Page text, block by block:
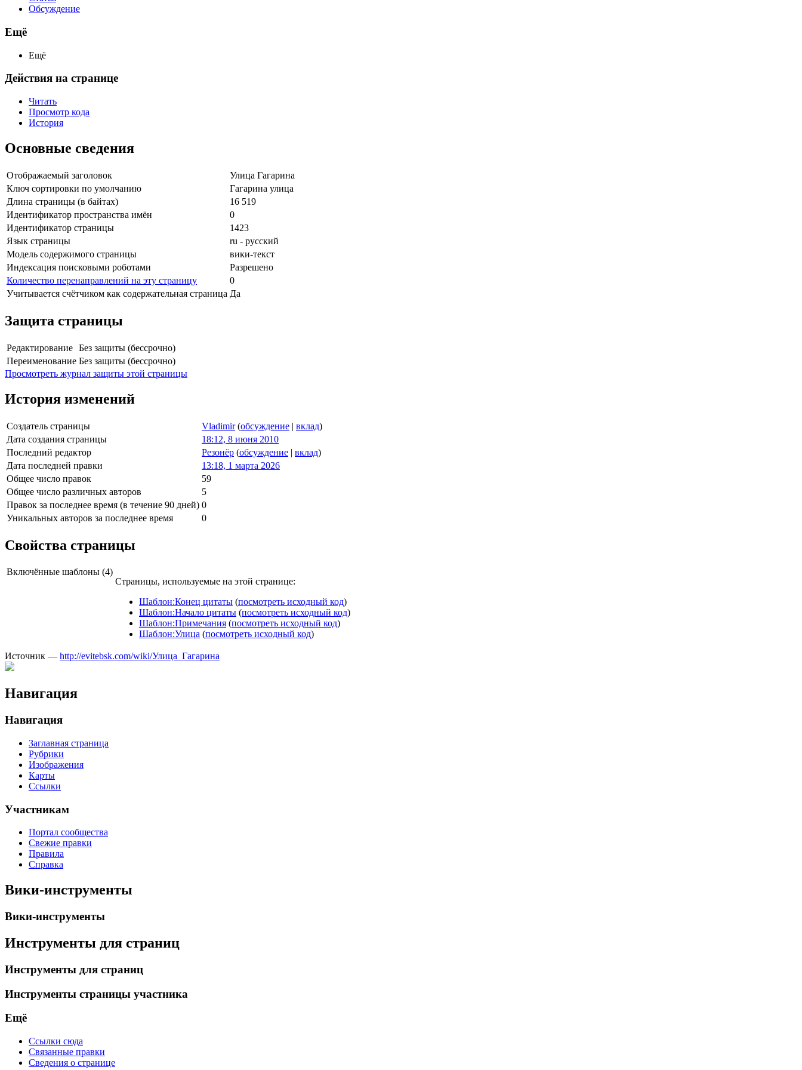
Обсуждение
Ещё
Ещё
Действия на странице
Читать
Просмотр кода
История
Основные сведения
Отображаемый заголовок
Улица Гагарина
Ключ сортировки по умолчанию
Гагарина улица
Длина страницы (в байтах)
16 519
Идентификатор пространства имён
0
Идентификатор страницы
1423
Язык страницы
ru - русский
Модель содержимого страницы
вики-текст
Индексация поисковыми роботами
Разрешено
Количество перенаправлений на эту страницу
0
Учитывается счётчиком как содержательная страница Да
Защита страницы
Редактирование Без защиты (бессрочно)
Переименование Без защиты (бессрочно)
Просмотреть журнал защиты этой страницы
История изменений
Создатель страницы Vladimir (обсуждение | вклад)
Дата создания страницы
18:12, 8 июня 2010
Последний редактор
Резонёр (обсуждение | вклад)
Дата последней правки
13:18, 1 марта 2026
Общее число правок
59
Общее число различных авторов
5
Правок за последнее время (в течение 90 дней) 0
Уникальных авторов за последнее время
0
Свойства страницы
Включённые шаблоны (4)
Страницы, используемые на этой странице:
Шаблон:Конец цитаты (посмотреть исходный код)
Шаблон:Начало цитаты (посмотреть исходный код)
Шаблон:Примечания (посмотреть исходный код)
Шаблон:Улица (посмотреть исходный код)
Источник — http://evitebsk.com/wiki/Улица_Гагарина
Навигация
Навигация
Заглавная страница
Рубрики
Изображения
Карты
Ссылки
Участникам
Портал сообщества
Свежие правки
Правила
Справка
Вики-инструменты
Вики-инструменты
Инструменты для страниц
Инструменты для страниц
Инструменты страницы участника
Ещё
Ссылки сюда
Связанные правки
Сведения о странице